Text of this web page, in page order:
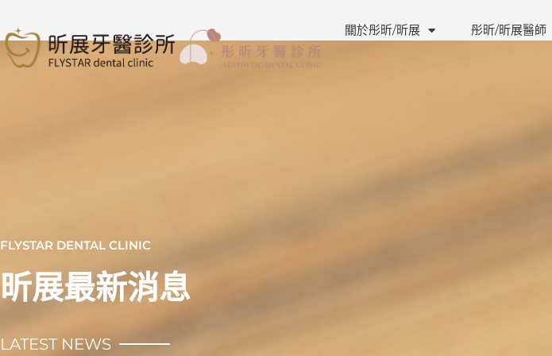
主
關於彤昕/昕展 彤昕/昕展醫師
FLYSTAR DENTAL CLINIC
昕展最新消息
LATEST NEWS